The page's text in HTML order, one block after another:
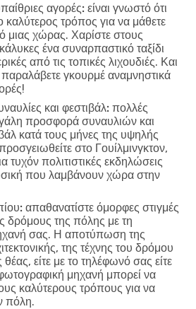
αγορές: είναι γνωστό ότι
καλύτερος τρόπος για να μάθετε
μιας χώρας. Χαρίστε στους
ένα συναρπαστικό ταξίδι
από τις τοπικές λιχουδιές. Και
γκουρμέ αναμνηστικά
και φεστιβάλ: πολλές
προσφορά συναυλιών και
κατά τους μήνες της υψηλής
στο Γουίλμινγκτον,
τυχόν πολιτιστικές εκδηλώσεις
που λαμβάνουν χώρα στην
απαθανατίστε όμορφες στιγμές
δρόμους της πόλης με τη
σας. Η αποτύπωση της
της τέχνης του δρόμου
θέας, είτε με το τηλέφωνό σας είτε
μηχανή μπορεί να
καλύτερους τρόπους για να
πόλη.